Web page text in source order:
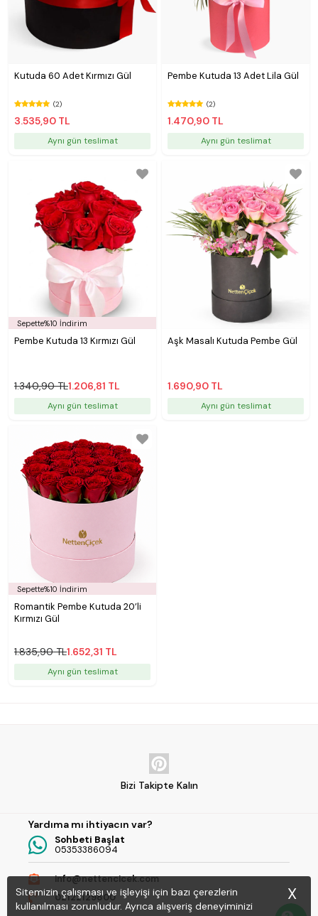
Kutuda 60 Adet Kırmızı Gül
(2)
3.535,90 TL
Aynı gün teslimat
Pembe Kutuda 13 Adet Lila Gül
(2)
1.470,90 TL
Aynı gün teslimat
Sepette%10 İndirim
Pembe Kutuda 13 Kırmızı Gül
1.340,90 TL1.206,81 TL
Aynı gün teslimat
Aşk Masalı Kutuda Pembe Gül
1.690,90 TL
Aynı gün teslimat
Sepette%10 İndirim
Romantik Pembe Kutuda 20’li
Kırmızı Gül
1.835,90 TL1.652,31 TL
Aynı gün teslimat
Bizi Takipte Kalın
Yardıma mı ihtiyacın var?
Sohbeti Başlat
05353386094
info@nettencicek.com
02122129800
Sitemizin çalışması ve işleyişi için bazı çerezlerin
kullanılması zorunludur. Ayrıca alışveriş deneyiminizi
X